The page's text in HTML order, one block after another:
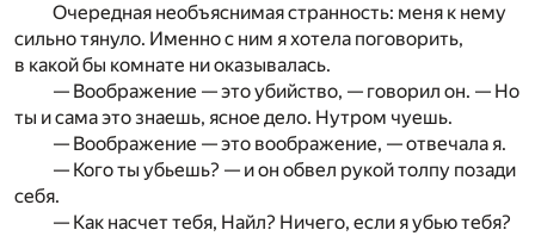
Очередная необъяснимая странность: меня к нему
сильно тянуло. Именно с ним я хотела поговорить,
в какой бы комнате ни оказывалась.
— Воображение — это убийство, — говорил он. — Но
ты и сама это знаешь, ясное дело. Нутром чуешь.
— Воображение — это воображение, — отвечала я.
— Кого ты убьешь? — и он обвел рукой толпу позади
себя.
— Как насчет тебя, Найл? Ничего, если я убью тебя?